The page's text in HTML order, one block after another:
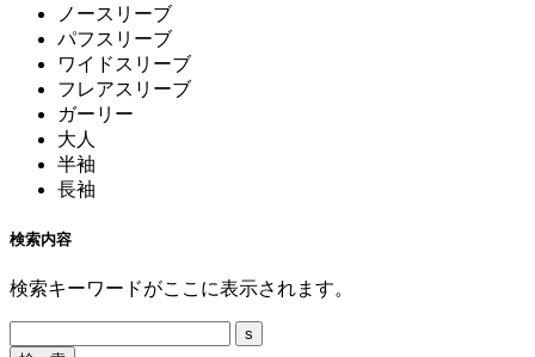
ノースリーブ
パフスリーブ
ワイドスリーブ
フレアスリーブ
ガーリー
大人
半袖
長袖
検索内容
検索キーワードがここに表示されます。